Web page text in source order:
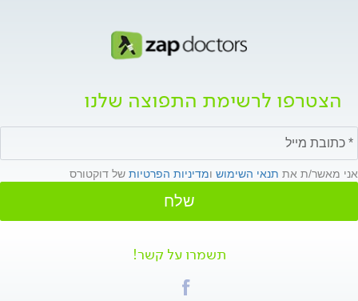
הצטרפו לרשימת התפוצה שלנו
אני מאשר/ת את תנאי השימוש ומדיניות הפרטיות של דוקטורס
שלח
תשמרו על קשר!